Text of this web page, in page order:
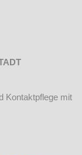
Kontaktpflege mit